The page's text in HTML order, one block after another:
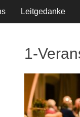
Leitgedanke
1-